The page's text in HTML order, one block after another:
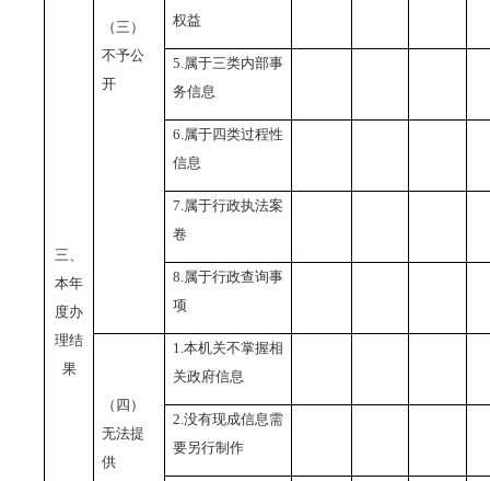
三、
本年
度办
理结
果
（三）
不予公
开
权益
5.属于三类内部事
务信息
6.属于四类过程性
信息
7.属于行政执法案
卷
8.属于行政查询事
项
（四）
无法提
供
1.本机关不掌握相
关政府信息
2.没有现成信息需
要另行制作